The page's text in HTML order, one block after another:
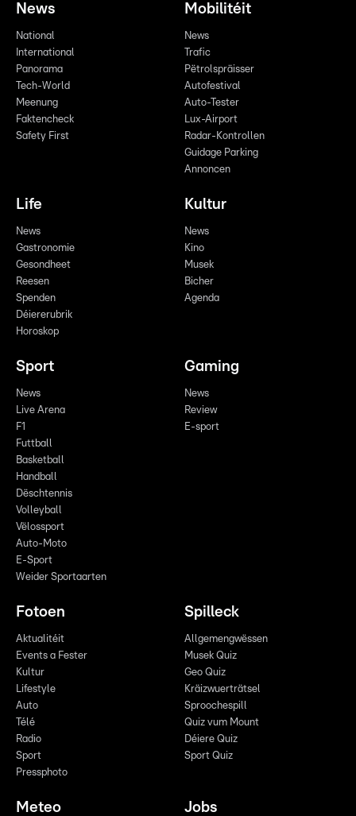
News
National
International
Panorama
Tech-World
Meenung
Faktencheck
Safety First
Mobilitéit
News
Trafic
Pëtrolspräisser
Autofestival
Auto-Tester
Lux-Airport
Radar-Kontrollen
Guidage Parking
Annoncen
Life
News
Gastronomie
Gesondheet
Reesen
Spenden
Déiererubrik
Horoskop
Kultur
News
Kino
Musek
Bicher
Agenda
Sport
News
Live Arena
F1
Futtball
Basketball
Handball
Dëschtennis
Volleyball
Vëlossport
Auto-Moto
E-Sport
Weider Sportaarten
Gaming
News
Review
E-sport
Fotoen
Aktualitéit
Events a Fester
Kultur
Lifestyle
Auto
Télé
Radio
Sport
Pressphoto
Spilleck
Allgemengwëssen
Musek Quiz
Geo Quiz
Kräizwuerträtsel
Sproochespill
Quiz vum Mount
Déiere Quiz
Sport Quiz
Meteo Jobs